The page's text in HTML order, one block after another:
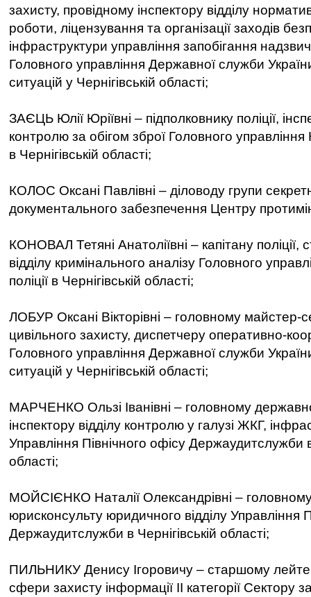
захисту, провідному інспектору відділу
роботи, ліцензування та організації заходів
інфраструктури управління запобігання
Головного управління Державної служби
ситуацій у Чернігівській області;
ЗАЄЦЬ Юлії Юріївні – підполковнику поліції,
контролю за обігом зброї Головного управління
в Чернігівській області;
КОЛОС Оксані Павлівні – діловоду групи
документального забезпечення Центру
КОНОВАЛ Тетяні Анатоліївні – капітану поліції,
відділу кримінального аналізу Головного
поліції в Чернігівській області;
ЛОБУР Оксані Вікторівні – головному майстер-
цивільного захисту, диспетчеру оперативно-
Головного управління Державної служби
ситуацій у Чернігівській області;
МАРЧЕНКО Ользі Іванівні – головному
інспектору відділу контролю у галузі ЖКГ,
Управління Північного офісу Держаудитслужби в
області;
МОЙСІЄНКО Наталії Олександрівні – головному
юрисконсульту юридичного відділу Управління
Держаудитслужби в Чернігівській області;
ПИЛЬНИКУ Денису Ігоровичу – старшому
сфери захисту інформації ІІ категорії Сектору